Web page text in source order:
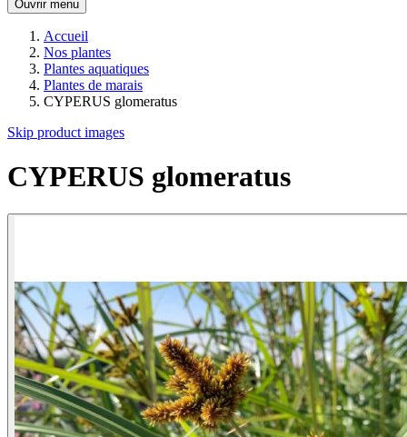
Ouvrir menu
Accueil
Nos plantes
Plantes aquatiques
Plantes de marais
CYPERUS glomeratus
Skip product images
CYPERUS glomeratus